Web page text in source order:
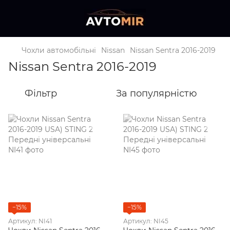
Чохли автомобільні Nissan Nissan Sentra 2016-2019
Nissan Sentra 2016-2019
Фільтр За популярністю
−15%
Артикул: NI41
−15%
Артикул: NI45